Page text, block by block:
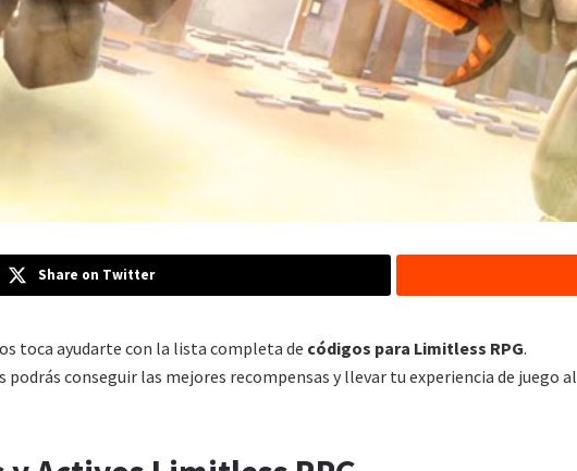
Share on Twitter
toca ayudarte con la lista completa de códigos para Limitless RPG.
podrás conseguir las mejores recompensas y llevar tu experiencia de juego al